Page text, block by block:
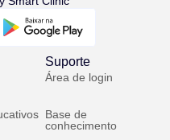
Suporte
Área de login
Base de
conhecimento